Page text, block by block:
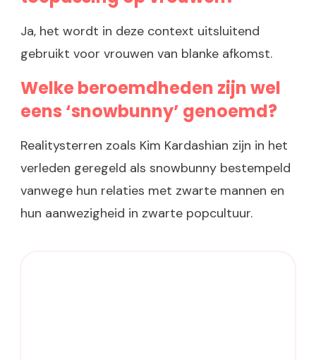
Ja, het wordt in deze context uitsluitend
gebruikt voor vrouwen van blanke afkomst.
Welke beroemdheden zijn wel
eens ‘snowbunny’ genoemd?
Realitysterren zoals Kim Kardashian zijn in het
verleden geregeld als snowbunny bestempeld
vanwege hun relaties met zwarte mannen en
hun aanwezigheid in zwarte popcultuur.